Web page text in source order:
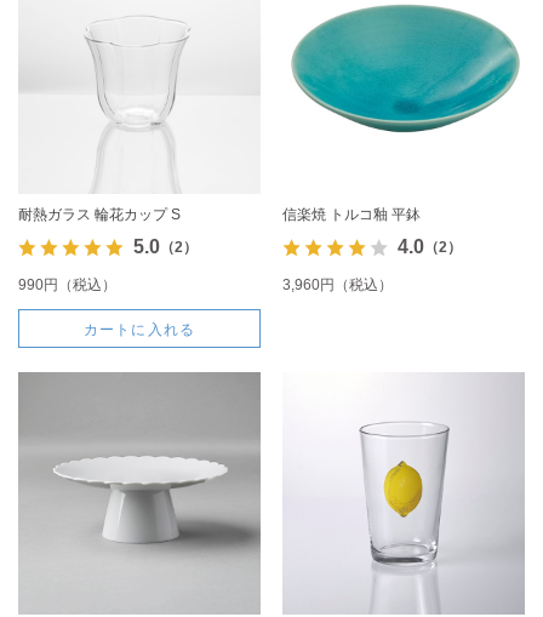
耐熱ガラス 輪花カップ S
5.0（2）
990円（税込）
カートに入れる
信楽焼 トルコ釉 平鉢
4.0（2）
3,960円（税込）